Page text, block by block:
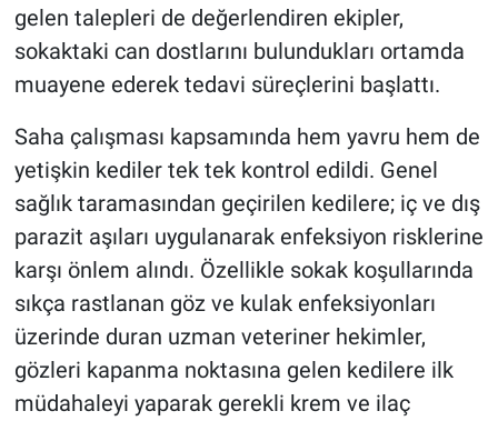
gelen talepleri de değerlendiren ekipler,
sokaktaki can dostlarını bulundukları ortamda
muayene ederek tedavi süreçlerini başlattı.
Saha çalışması kapsamında hem yavru hem de
yetişkin kediler tek tek kontrol edildi. Genel
sağlık taramasından geçirilen kedilere; iç ve dış
parazit aşıları uygulanarak enfeksiyon risklerine
karşı önlem alındı. Özellikle sokak koşullarında
sıkça rastlanan göz ve kulak enfeksiyonları
üzerinde duran uzman veteriner hekimler,
gözleri kapanma noktasına gelen kedilere ilk
müdahaleyi yaparak gerekli krem ve ilaç